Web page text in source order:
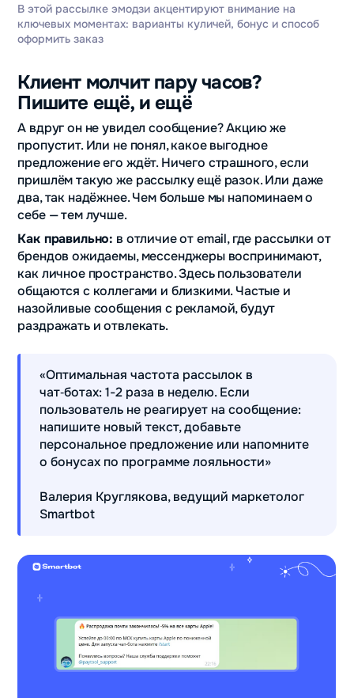
В этой рассылке эмодзи акцентируют внимание на
ключевых моментах: варианты куличей, бонус и способ
оформить заказ
Клиент молчит пару часов?
Пишите ещё, и ещё
А вдруг он не увидел сообщение? Акцию же
пропустит. Или не понял, какое выгодное
предложение его ждёт. Ничего страшного, если
пришлём такую же рассылку ещё разок. Или даже
два, так надёжнее. Чем больше мы напоминаем о
себе — тем лучше.
Как правильно: в отличие от email, где рассылки от
брендов ожидаемы, мессенджеры воспринимают,
как личное пространство. Здесь пользователи
общаются с коллегами и близкими. Частые и
назойливые сообщения с рекламой, будут
раздражать и отвлекать.
«Оптимальная частота рассылок в
чат‑ботах: 1-2 раза в неделю. Если
пользователь не реагирует на сообщение:
напишите новый текст, добавьте
персональное предложение или напомните
о бонусах по программе лояльности»
Валерия Круглякова, ведущий маркетолог
Smartbot